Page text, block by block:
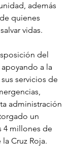
además
quienes
vidas.
del
a la
servicios de
administración
un
4 millones de
Cruz Roja.